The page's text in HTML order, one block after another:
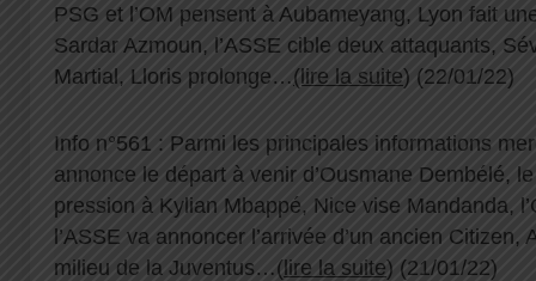
PSG et l’OM pensent à Aubameyang, Lyon fait
Sardar Azmoun, l’ASSE cible deux attaquants,
Martial, Lloris prolonge…(lire la suite) (22/01/22)
Info n°561 : Parmi les principales informations
annonce le départ à venir d’Ousmane Dembélé,
pression à Kylian Mbappé, Nice vise Mandanda,
l’ASSE va annoncer l’arrivée d’un ancien
milieu de la Juventus…( lire la suite) (21/01/22)